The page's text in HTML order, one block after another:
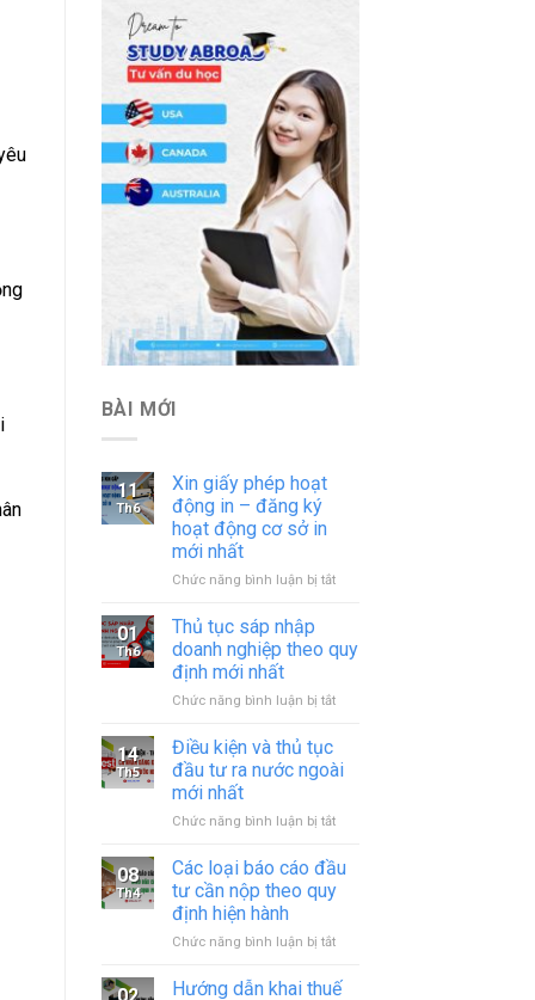
BÀI MỚI
11
Th6
Xin giấy phép hoạt
động in – đăng ký
hoạt động cơ sở in
mới nhất
Chức năng bình luận bị tắtở
hoạt
in
ký
hoạt
cơ
in
mới
01
Th6
Thủ tục sáp nhập
doanh nghiệp theo quy
định mới nhất
Chức năng bình luận bị tắtở
sáp
nhập
nghiệp
quy
14
Th5
Điều kiện và thủ tục
đầu tư ra nước ngoài
mới nhất
Chức năng bình luận bị tắtở
kiện
đầu
ra
08
Th4
Các loại báo cáo đầu
tư cần nộp theo quy
định hiện hành
Chức năng bình luận bị tắtở
loại
02
Hướng dẫn khai thuế